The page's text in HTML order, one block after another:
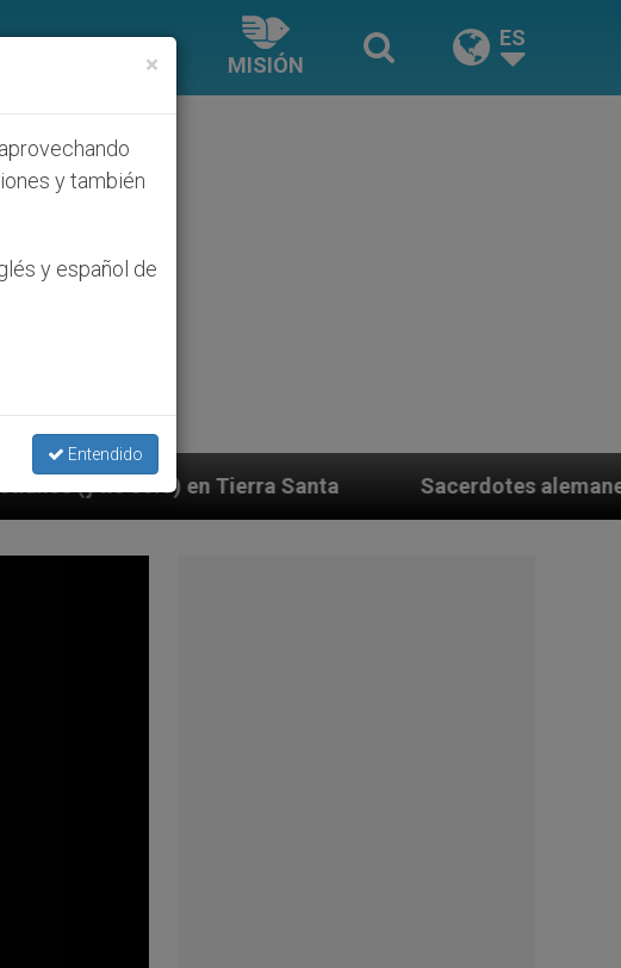
MISIÓN
ES
Santa Sacerdotes alemanes fieles al Papa
×
y también
y español de
Entendido